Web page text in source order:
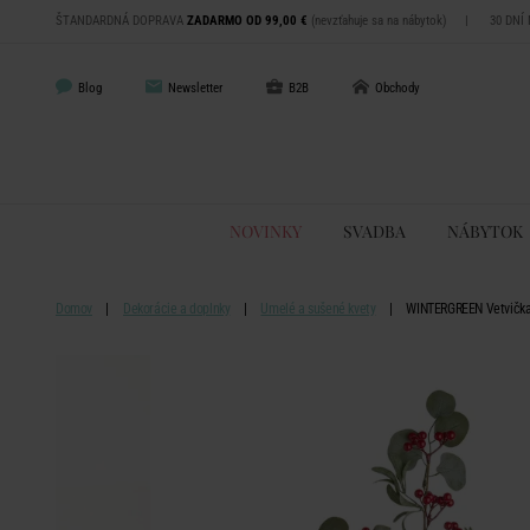
ŠTANDARDNÁ DOPRAVA ZADARMO OD 99,00 € (nevzťahuje sa na nábytok) | 30 DNÍ
Blog Newsletter B2B Obchody
NOVINKY SVADBA NÁBYTOK
Domov Dekorácie a doplnky Umelé a sušené kvety WINTERGREEN